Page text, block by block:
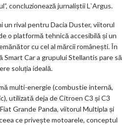
concluzionează jurnaliștii L`Argus.
un rival pentru Dacia Duster, viitorul
o platformă tehnică accesibilă și un
cu cel al mărcii românești. În
Smart Car a grupului Stellantis pare să
soluția ideală.
multi-energie (combustie internă,
utilizată deja de Citroen C3 și C3
Grande Panda, viitorul Multipla și
ce privește motoarele, conceptul